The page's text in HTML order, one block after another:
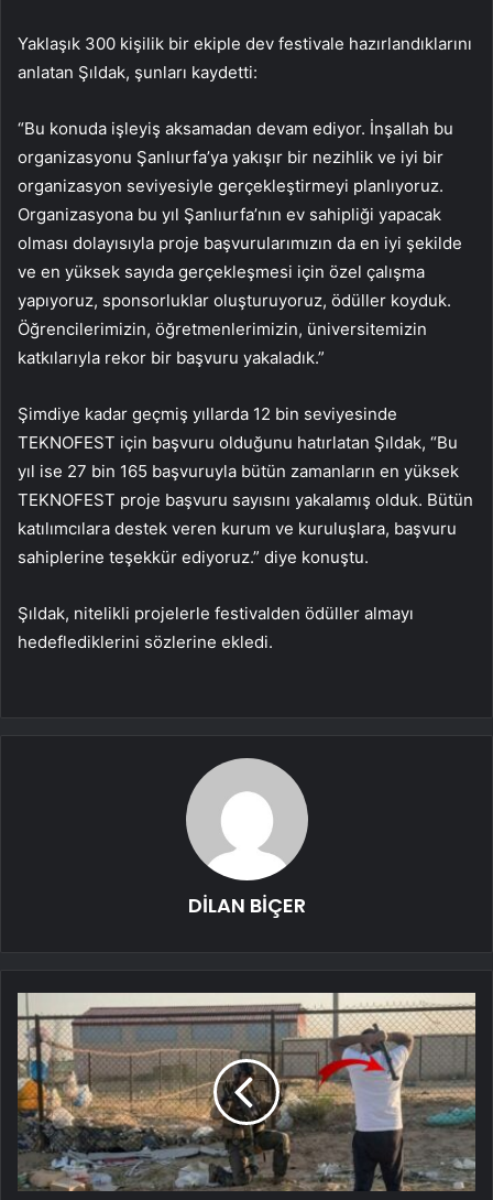
Yaklaşık 300 kişilik bir ekiple dev festivale hazırlandıklarını
anlatan Şıldak, şunları kaydetti:
“Bu konuda işleyiş aksamadan devam ediyor. İnşallah bu
organizasyonu Şanlıurfa’ya yakışır bir nezihlik ve iyi bir
organizasyon seviyesiyle gerçekleştirmeyi planlıyoruz.
Organizasyona bu yıl Şanlıurfa’nın ev sahipliği yapacak
olması dolayısıyla proje başvurularımızın da en iyi şekilde
ve en yüksek sayıda gerçekleşmesi için özel çalışma
yapıyoruz, sponsorluklar oluşturuyoruz, ödüller koyduk.
Öğrencilerimizin, öğretmenlerimizin, üniversitemizin
katkılarıyla rekor bir başvuru yakaladık.”
Şimdiye kadar geçmiş yıllarda 12 bin seviyesinde
TEKNOFEST için başvuru olduğunu hatırlatan Şıldak, “Bu
yıl ise 27 bin 165 başvuruyla bütün zamanların en yüksek
TEKNOFEST proje başvuru sayısını yakalamış olduk. Bütün
katılımcılara destek veren kurum ve kuruluşlara, başvuru
sahiplerine teşekkür ediyoruz.” diye konuştu.
Şıldak, nitelikli projelerle festivalden ödüller almayı
hedeflediklerini sözlerine ekledi.
DİLAN BİÇER